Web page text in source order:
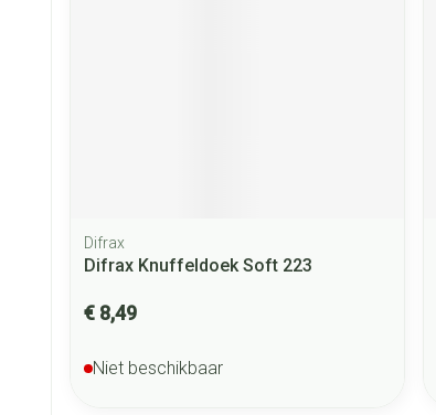
Difrax
Difrax Knuffeldoek Soft 223
€ 8,49
Niet beschikbaar